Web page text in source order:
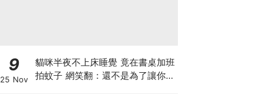
9
25 Nov
貓咪半夜不上床睡覺 竟在書桌加班
拍蚊子 網笑翻：還不是為了讓你睡